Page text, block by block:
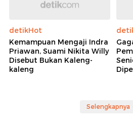
detikHot
Kemampuan Mengaji Indra
Priawan, Suami Nikita Willy
Disebut Bukan Kaleng-
kaleng
Selengkapnya